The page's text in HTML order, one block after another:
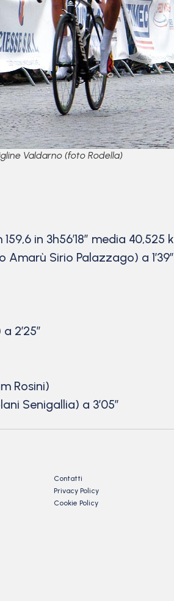
Valdarno (foto Rodella)
in 3h56’18” media 40,525
Sirio Palazzago) a 1’39”
2’25”
Rosini)
Senigallia) a 3’05”
Contatti
Privacy Policy
Cookie Policy